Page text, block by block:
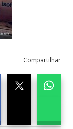
Compartilhar